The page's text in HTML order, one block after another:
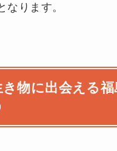
なります。
き物に出会える